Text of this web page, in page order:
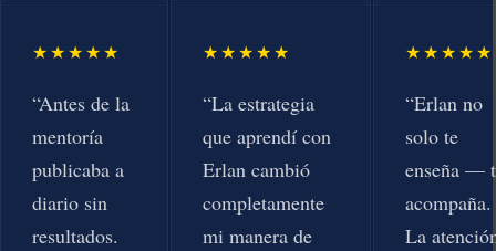
★★★★★
“Antes de la
mentoría
publicaba a
diario sin
resultados.
★★★★★
“La estrategia
que aprendí con
Erlan cambió
completamente
mi manera de
★★★★★
“Erlan no
solo te
enseña —
acompaña.
La